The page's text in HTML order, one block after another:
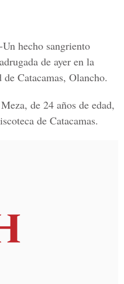
Un hecho sangriento
de ayer en la
Catacamas, Olancho.
, de 24 años de edad,
de Catacamas.